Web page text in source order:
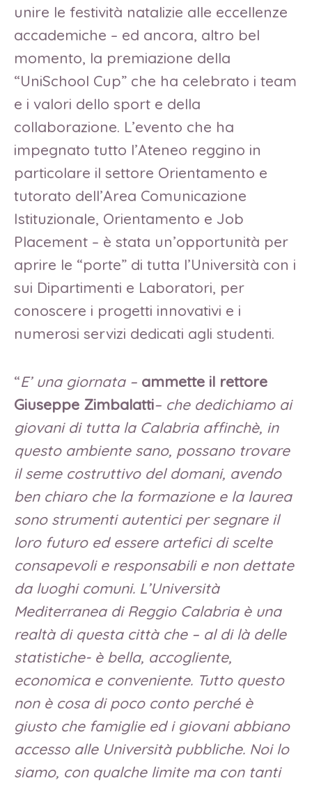
unire le festività natalizie alle eccellenze
accademiche – ed ancora, altro bel
momento, la premiazione della
“UniSchool Cup” che ha celebrato i team
e i valori dello sport e della
collaborazione. L’evento che ha
impegnato tutto l’Ateneo reggino in
particolare il settore Orientamento e
tutorato dell’Area Comunicazione
Istituzionale, Orientamento e Job
Placement – è stata un’opportunità per
aprire le “porte” di tutta l’Università con i
sui Dipartimenti e Laboratori, per
conoscere i progetti innovativi e i
numerosi servizi dedicati agli studenti.
“E’ una giornata – ammette il rettore
Giuseppe Zimbalatti– che dedichiamo ai
giovani di tutta la Calabria affinchè, in
questo ambiente sano, possano trovare
il seme costruttivo del domani, avendo
ben chiaro che la formazione e la laurea
sono strumenti autentici per segnare il
loro futuro ed essere artefici di scelte
consapevoli e responsabili e non dettate
da luoghi comuni. L’Università
Mediterranea di Reggio Calabria è una
realtà di questa città che – al di là delle
statistiche- è bella, accogliente,
economica e conveniente. Tutto questo
non è cosa di poco conto perché è
giusto che famiglie ed i giovani abbiano
accesso alle Università pubbliche. Noi lo
siamo, con qualche limite ma con tanti